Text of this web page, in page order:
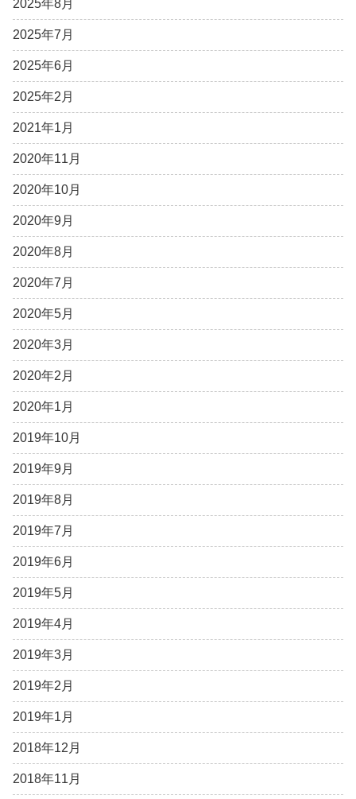
2025年8月
2025年7月
2025年6月
2025年2月
2021年1月
2020年11月
2020年10月
2020年9月
2020年8月
2020年7月
2020年5月
2020年3月
2020年2月
2020年1月
2019年10月
2019年9月
2019年8月
2019年7月
2019年6月
2019年5月
2019年4月
2019年3月
2019年2月
2019年1月
2018年12月
2018年11月